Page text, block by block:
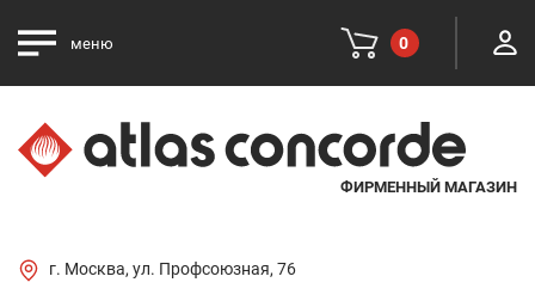
меню 0
ФИРМЕННЫЙ МАГАЗИН
г. Москва, ул. Профсоюзная, 76